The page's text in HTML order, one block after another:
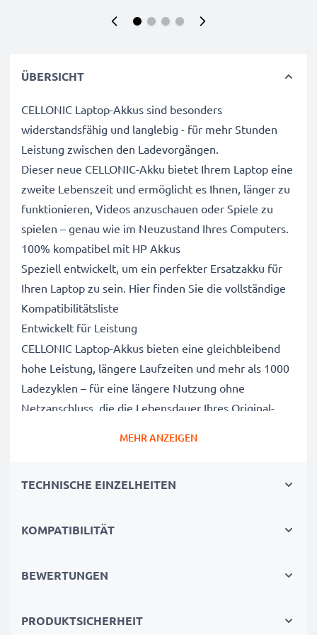
ÜBERSICHT
CELLONIC Laptop-Akkus sind besonders
widerstandsfähig und langlebig - für mehr Stunden
Leistung zwischen den Ladevorgängen.
Dieser neue CELLONIC-Akku bietet Ihrem Laptop eine
zweite Lebenszeit und ermöglicht es Ihnen, länger zu
funktionieren, Videos anzuschauen oder Spiele zu
spielen – genau wie im Neuzustand Ihres Computers.
100% kompatibel mit HP Akkus
Speziell entwickelt, um ein perfekter Ersatzakku für
Ihren Laptop zu sein. Hier finden Sie die vollständige
Kompatibilitätsliste
Entwickelt für Leistung
CELLONIC Laptop-Akkus bieten eine gleichbleibend
hohe Leistung, längere Laufzeiten und mehr als 1000
Ladezyklen – für eine längere Nutzung ohne
Netzanschluss, die die Lebensdauer Ihres Original-
getestet, um ein optimales Sicherheitsniveau zu
Kurzschluss-, Überhitzungs- und
Standards – deshalb erhalten Sie eine 36-monatige
MEHR ANZEIGEN
TECHNISCHE EINZELHEITEN
KOMPATIBILITÄT
BEWERTUNGEN
PRODUKTSICHERHEIT